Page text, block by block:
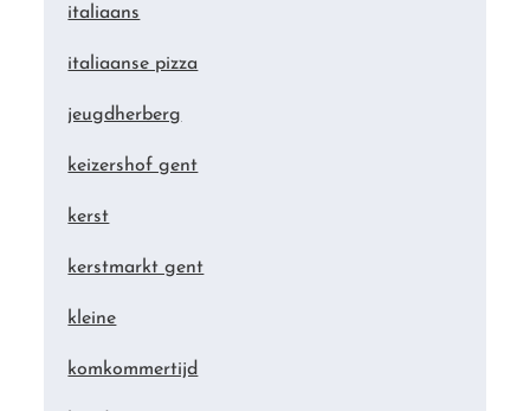
italiaans
italiaanse pizza
jeugdherberg
keizershof gent
kerst
kerstmarkt gent
kleine
komkommertijd